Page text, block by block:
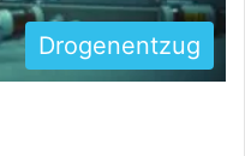
Drogenentzug